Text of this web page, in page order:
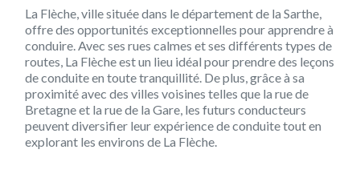
La Flèche, ville située dans le département de la Sarthe,
offre des opportunités exceptionnelles pour apprendre à
conduire. Avec ses rues calmes et ses différents types de
routes, La Flèche est un lieu idéal pour prendre des leçons
de conduite en toute tranquillité. De plus, grâce à sa
proximité avec des villes voisines telles que la rue de
Bretagne et la rue de la Gare, les futurs conducteurs
peuvent diversifier leur expérience de conduite tout en
explorant les environs de La Flèche.